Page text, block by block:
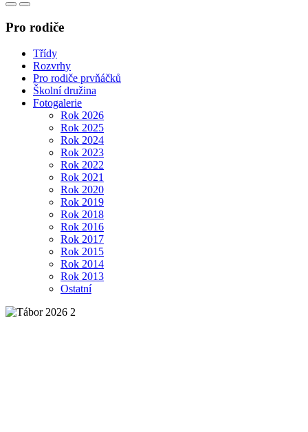
Pro rodiče
Třídy
Rozvrhy
Pro rodiče prvňáčků
Školní družina
Fotogalerie
Rok 2026
Rok 2025
Rok 2024
Rok 2023
Rok 2022
Rok 2021
Rok 2020
Rok 2019
Rok 2018
Rok 2016
Rok 2017
Rok 2015
Rok 2014
Rok 2013
Ostatní